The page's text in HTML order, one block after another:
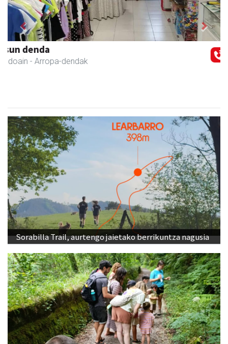
Bengoetxea autoeskola
Andoain - Autoeskolak
Previous Next
Sorabilla Trail, aurtengo jaietako berrikuntza nagusia